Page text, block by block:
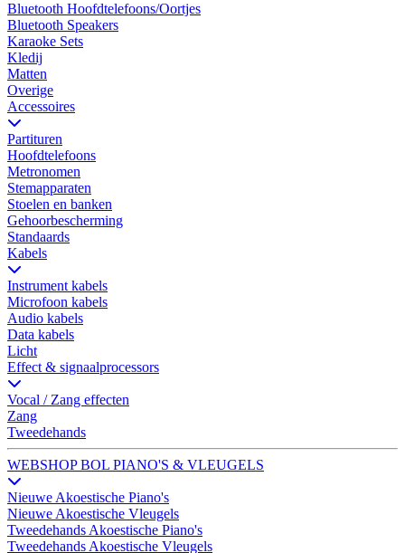
Bluetooth Hoofdtelefoons/Oortjes
Bluetooth Speakers
Karaoke Sets
Kledij
Matten
Overige
Accessoires
Partituren
Hoofdtelefoons
Metronomen
Stemapparaten
Stoelen en banken
Gehoorbescherming
Standaards
Kabels
Instrument kabels
Microfoon kabels
Audio kabels
Data kabels
Licht
Effect & signaalprocessors
Vocal / Zang effecten
Zang
Tweedehands
WEBSHOP BOL PIANO'S & VLEUGELS
Nieuwe Akoestische Piano's
Nieuwe Akoestische Vleugels
Tweedehands Akoestische Piano's
Tweedehands Akoestische Vleugels